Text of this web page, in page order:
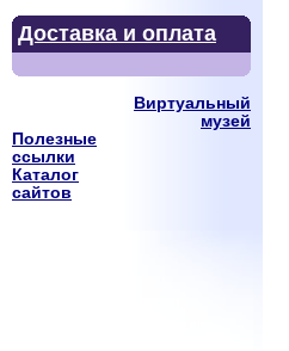
Доставка и оплата
Виртуальный
музей
Полезные
ссылки
Каталог
сайтов